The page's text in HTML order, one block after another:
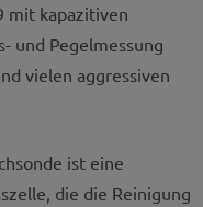
mit kapazitiven
und Pegelmessung
vielen aggressiven
ist eine
die die Reinigung